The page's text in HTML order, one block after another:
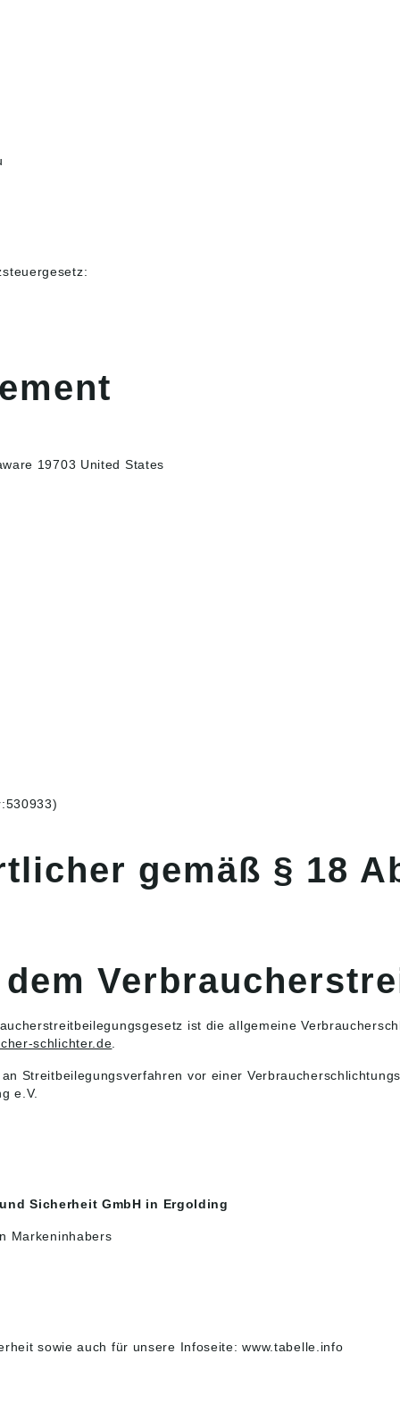
19703 United States
gemäß § 18
ist die allgemeine
schlichter.de.
Streitbeilegungsverfahren vor einer
e.V.
Sicherheit GmbH in Ergolding
Markeninhabers
sowie auch für unsere Infoseite: www.tabelle.info